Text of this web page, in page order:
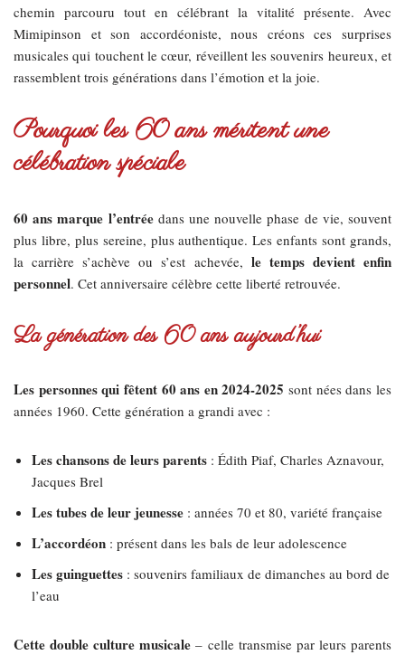
chemin parcouru tout en célébrant la vitalité présente. Avec
Mimipinson et son accordéoniste, nous créons ces surprises
musicales qui touchent le cœur, réveillent les souvenirs heureux, et
rassemblent trois générations dans l’émotion et la joie.
Pourquoi les 60 ans méritent une
célébration spéciale
60 ans marque l’entréedans une nouvelle phase de vie, souvent
plus libre, plus sereine, plus authentique. Les enfants sont grands,
la carrière s’achève ou s’est achevée, le temps devient enfin
personnel. Cet anniversaire célèbre cette liberté retrouvée.
La génération des 60 ans aujourd’hui
Les personnes qui fêtent 60 ans en 2024-2025 sont nées dans les
années 1960. Cette génération a grandi avec :
Les chansons de leurs parents : Édith Piaf, Charles Aznavour,
Jacques Brel
Les tubes de leur jeunesse : années 70 et 80, variété française
L’accordéon : présent dans les bals de leur adolescence
Les guinguettes : souvenirs familiaux de dimanches au bord de
l’eau
Cette double culture musicale – celle transmise par leurs parents